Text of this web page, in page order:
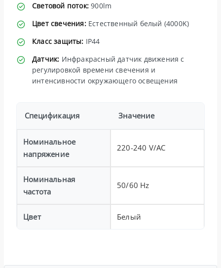
Световой поток: 900lm
Цвет свечения:Естественный белый (4000K)
Класс защиты: IP44
Датчик: Инфракрасный датчик движения с
регулировкой времени свечения и
интенсивности окружающего освещения
Спецификация Значение
Номинальное
напряжение
220-240 V/AC
Номинальная
частота
50/60 Hz
Цвет Белый